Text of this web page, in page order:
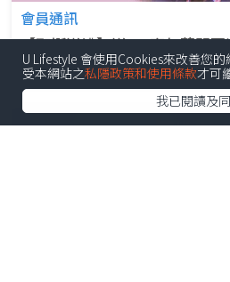
會員通訊
【聖誕送禮】送AIA嘉年華門
戲院現金券｜購物禮券等！
U Lifestyle 會使用Cookies來改善您
受本網站之私隱政策和使用條款才可
我已閱讀及